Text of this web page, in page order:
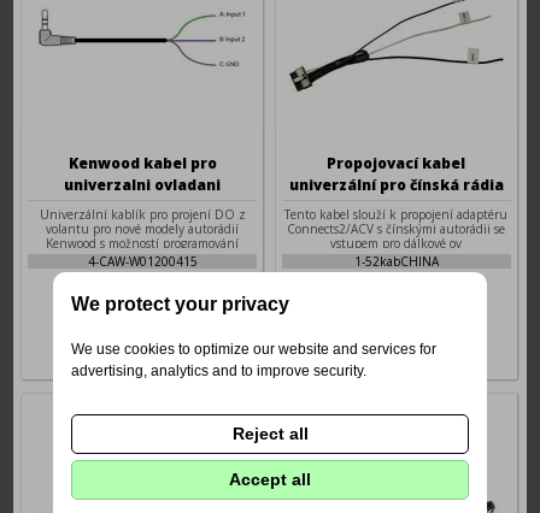
Kenwood kabel pro
univerzalni ovladani
Univerzální kablík pro projení DO z
volantu pro nové modely autorádií
Kenwood s možností programování
4-CAW-W01200415
Propojovací kabel
univerzální pro čínská rádia
Tento kabel slouží k propojení adaptéru
Connects2/ACV s čínskými autorádii se
vstupem pro dálkové ov
1-52kabCHINA
We protect your privacy
We use cookies to optimize our website and services for
advertising, analytics and to improve security.
Reject all
Accept all